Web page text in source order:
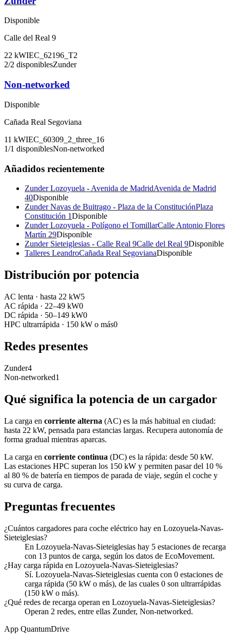
Disponible
Calle del Real 9
22 kWIEC_62196_T2
2/2 disponiblesZunder
Non-networked
Disponible
Cañada Real Segoviana
11 kWIEC_60309_2_three_16
1/1 disponiblesNon-networked
Añadidos recientemente
Zunder Lozoyuela - Avenida de MadridAvenida de Madrid
40Disponible
Zunder Navas de Buitrago - Plaza de la ConstituciónPlaza
Constitución 1Disponible
Zunder Lozoyuela - Polígono el TomillarCalle Antonio Flores
Martín 29Disponible
Zunder Sieteiglesias - Calle Real 9Calle del Real 9Disponible
Talleres LeandroCañada Real SegovianaDisponible
Distribución por potencia
AC lenta · hasta 22 kW5
AC rápida · 22–49 kW0
DC rápida · 50–149 kW0
HPC ultrarrápida · 150 kW o más0
Redes presentes
Zunder4
Non-networked1
Qué significa la potencia de un cargador
La carga en corriente alterna (AC) es la más habitual en ciudad:
hasta 22 kW, pensada para estancias largas. Recupera autonomía de
forma gradual mientras aparcas.
La carga en corriente continua (DC) es la rápida: desde 50 kW.
Las estaciones HPC superan los 150 kW y permiten pasar del 10 %
al 80 % de batería en tiempos de parada de viaje, según el coche y
su curva de carga.
Preguntas frecuentes
¿Cuántos cargadores para coche eléctrico hay en Lozoyuela-Navas-
Sieteiglesias?
En Lozoyuela-Navas-Sieteiglesias hay 5 estaciones de recarga
con 13 puntos de carga, según los datos de EcoMovement.
¿Hay carga rápida en Lozoyuela-Navas-Sieteiglesias?
Sí. Lozoyuela-Navas-Sieteiglesias cuenta con 0 estaciones de
carga rápida (50 kW o más), de las cuales 0 son ultrarrápidas
(150 kW o más).
¿Qué redes de recarga operan en Lozoyuela-Navas-Sieteiglesias?
Operan 2 redes, entre ellas Zunder, Non-networked.
App QuantumDrive